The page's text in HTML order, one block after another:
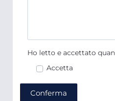
Ho letto e accettato
Accetta